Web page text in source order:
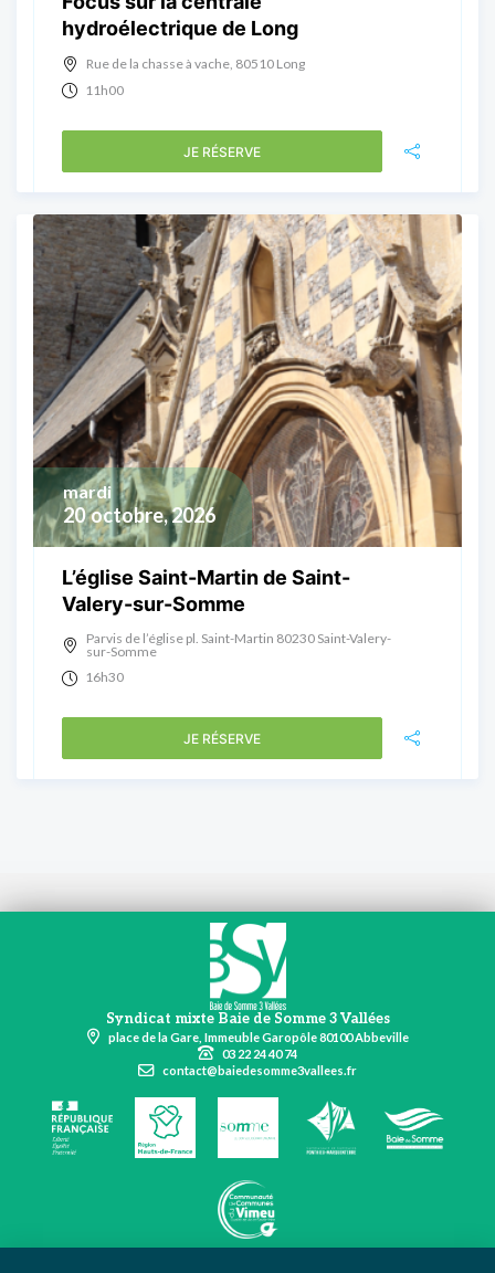
hydroélectrique de Long
Rue de la chasse à vache, 80510 Long
11h00
JE RÉSERVE
20 octobre, 2026
mardi
L’église Saint-Martin de Saint-
Valery-sur-Somme
Parvis de l’église pl. Saint-Martin 80230 Saint-Valery-
sur-Somme
16h30
JE RÉSERVE
Syndicat mixte Baie de Somme 3 Vallées
place de la Gare, Immeuble Garopôle 80100 Abbeville
03 22 24 40 74
contact@baiedesomme3vallees.fr